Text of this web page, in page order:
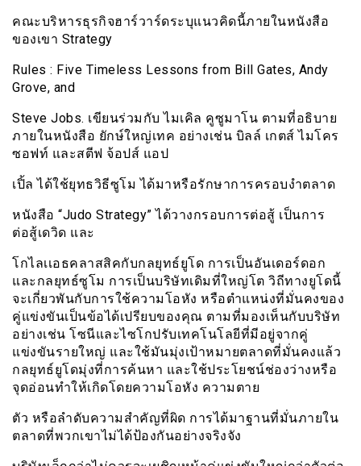
คณะบริหารธุรกิจฮาร์วาร์ดระบุแนวคิดนี้ภายในหนังสือ
ของเขา Strategy
Rules : Five Timeless Lessons from Bill Gates, Andy
Grove, and
Steve Jobs. เขียนร่วมกับ ไมเคิล คูซูมาโน ตามที่อธิบาย
ภายในหนังสือ ยักษ์ใหญ่เทค อย่างเช่น บิลล์ เกตส์ ไมโคร
ซอฟท์ และสตีฟ จ้อปส์ แอป
เปิ้ล ได้ใช้ยุทธวิธีซูโม ได้มาหรือรักษาการครอบงำตลาด
หนังสือ “Judo Strategy” ได้วางกรอบการต่อสู้ เป็นการ
ต่อสู้เดวิด และ
โกไลเเอธคลาสสิคกับกลยุทธ์ยูโด การเป็นอันเดอร์ดอก
และกลยุทธ์ซูโม การเป็นบริษัทเดิมที่ใหญ่โต วิถีทางยูโดนี้
จะเกี่ยวพันกับการใช้ความโอหัง หรือตำแหน่งที่มั่นคงของ
คู่แข่งขันเป็นข้อได้เปรียบของคุณ ตามที่มองเห็นกับบริษัท
อย่างเช่น โซนีและไซโกปรับเทคโนโลยีที่มีอยู่จากคู่
แข่งขันรายใหญ่ และใช้มันมุ่งเป้าหมายตลาดที่มั่นคงแล้ว
กลยุทธ์ยูโดมุ่งที่การค้นหา และใช้ประโยชน์ช่องว่างหรือ
จุดอ่อนทำให้เกิดโดยความโอหัง ความตาย
ตัว หรือลำดับความสำคัญที่ผิด การได้มาฐานที่มั่นภายใน
ตลาดที่พวกเขาไม่ได้ป้องกันอย่างจริงจัง